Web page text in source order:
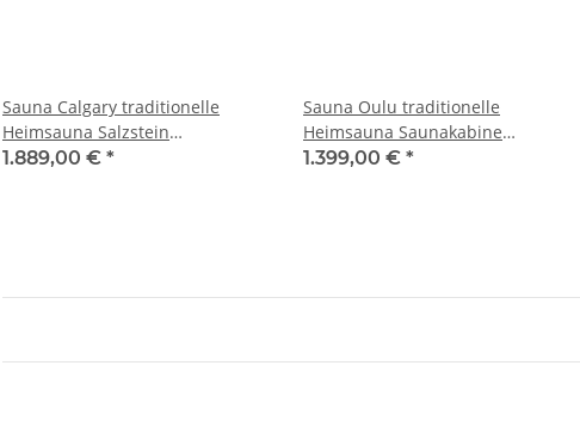
Sauna Calgary traditionelle
Heimsauna Salzstein
Saunakabine Saunaofen Harvia
1.889,00 € *
Sauna Oulu traditionelle
Heimsauna Saunakabine
Saunaofen Hariva Zubehör
1.399,00 € *